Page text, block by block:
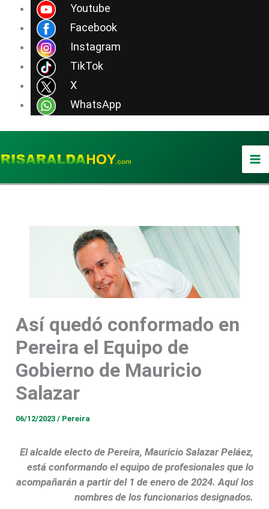
Youtube
Facebook
Instagram
TikTok
X
WhatsApp
contenido
Así quedó conformado en
Pereira el Equipo de
Gobierno de Mauricio
Salazar
06/12/2023/ Pereira
El alcalde electo de Pereira, Mauricio Salazar Peláez,
está conformando el equipo de profesionales que lo
acompañarán a partir del 1 de enero de 2024. Aquí los
nombres de los funcionarios designados.